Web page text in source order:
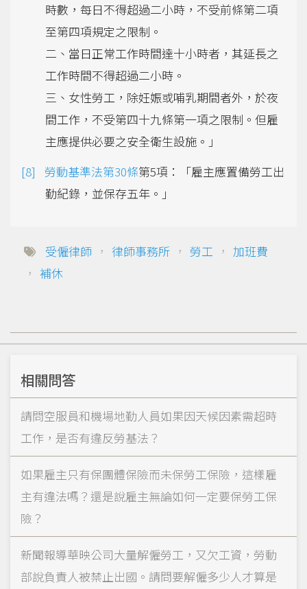
時數，每日不得超過二小時，不受前條第二項
至第四項規定之限制。
二、當日正常工作時間達十小時者，其延長之
工作時間不得超過二小時。
三、女性勞工，除妊娠或哺乳期間者外，於夜
間工作，不受第四十九條第一項之限制。但雇
主應提供必要之安全衛生設施。」
勞動基準法第30條第5項：「雇主應置備勞工出
勤紀錄，並保存五年。」
受僱律師 ， 律師事務所 ， 勞工 ， 加班費
， 補休
相關問答
請問空服員和機場地勤人員如果因天候因素需超時
工作，是否有違反勞基法？
如果雇主只有保團體保險而未保勞工保險，這樣雇
主有違法嗎？還是說雇主無論如何一定要保勞工保
險？
新聞報導華映公司大量解僱勞工，又欠工資，勞動
部說負責人被禁止出國。請問要解僱多少人才算是